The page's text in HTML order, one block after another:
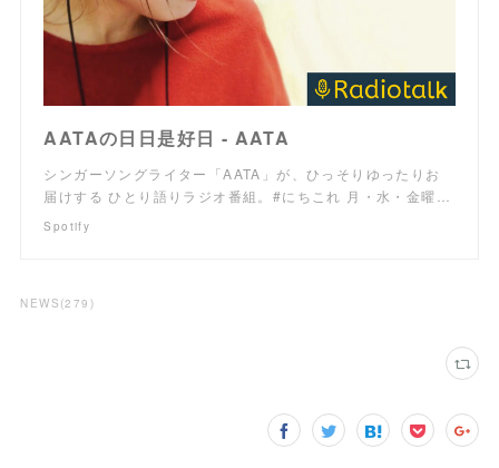
AATAの日日是好日 - AATA
シンガーソングライター「AATA」が、ひっそりゆったりお
届けする ひとり語りラジオ番組。#にちこれ 月・水・金曜…
Spotify
NEWS (279 )